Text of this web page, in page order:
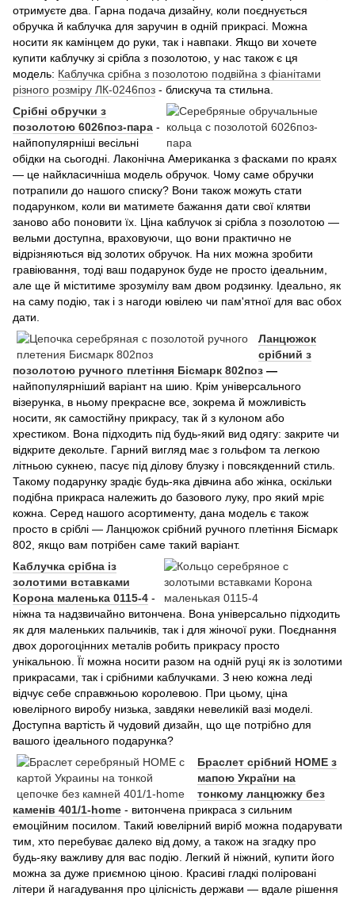
отримуєте два. Гарна подача дизайну, коли поєднується
обручка й каблучка для заручин в одній прикрасі. Можна
носити як камінцем до руки, так і навпаки. Якщо ви хочете
купити каблучку зі срібла з позолотою, у нас також є ця
модель: Каблучка срібна з позолотою подвійна з фіанітами
різного розміру ЛК-0246поз - блискуча та стильна.
Срібні обручки з
позолотою 6026поз-пара -
найпопулярніші весільні
обідки на сьогодні. Лаконічна Американка з фасками по краях
— це найкласичніша модель обручок. Чому саме обручки
потрапили до нашого списку? Вони також можуть стати
подарунком, коли ви матимете бажання дати свої клятви
заново або поновити їх. Ціна каблучок зі срібла з позолотою —
вельми доступна, враховуючи, що вони практично не
відрізняються від золотих обручок. На них можна зробити
гравіювання, тоді ваш подарунок буде не просто ідеальним,
але ще й міститиме зрозумілу вам двом родзинку. Ідеально, як
на саму подію, так і з нагоди ювілею чи пам'ятної для вас обох
дати.
Ланцюжок
срібний з
позолотою ручного плетіння Бісмарк 802поз —
найпопулярніший варіант на шию. Крім універсального
візерунка, в ньому прекрасне все, зокрема й можливість
носити, як самостійну прикрасу, так й з кулоном або
хрестиком. Вона підходить під будь-який вид одягу: закрите чи
відкрите декольте. Гарний вигляд має з гольфом та легкою
літньою сукнею, пасує під ділову блузку і повсякденний стиль.
Такому подарунку зрадіє будь-яка дівчина або жінка, оскільки
подібна прикраса належить до базового луку, про який мріє
кожна. Серед нашого асортименту, дана модель є також
просто в сріблі — Ланцюжок срібний ручного плетіння Бісмарк
802, якщо вам потрібен саме такий варіант.
Каблучка срібна із
золотими вставками
Корона маленька 0115-4 -
ніжна та надзвичайно витончена. Вона універсально підходить
як для маленьких пальчиків, так і для жіночої руки. Поєднання
двох дорогоцінних металів робить прикрасу просто
унікальною. Її можна носити разом на одній руці як із золотими
прикрасами, так і срібними каблучками. З нею кожна леді
відчує себе справжньою королевою. При цьому, ціна
ювелірного виробу низька, завдяки невеликій вазі моделі.
Доступна вартість й чудовий дизайн, що ще потрібно для
вашого ідеального подарунка?
Браслет срібний HOME з
мапою України на
тонкому ланцюжку без
каменів 401/1-home - витончена прикраса з сильним
емоційним посилом. Такий ювелірний виріб можна подарувати
тим, хто перебуває далеко від дому, а також на згадку про
будь-яку важливу для вас подію. Легкий й ніжний, купити його
можна за дуже приємною ціною. Красиві гладкі поліровані
літери й нагадування про цілісність держави — вдале рішення